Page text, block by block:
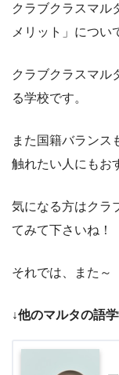
クラブクラスマル
メリット」につい
クラブクラスマル
る学校です。
また国籍バランス
触れたい人にもお
気になる方はクラ
てみて下さいね！
それでは、また～
↓他のマルタの語